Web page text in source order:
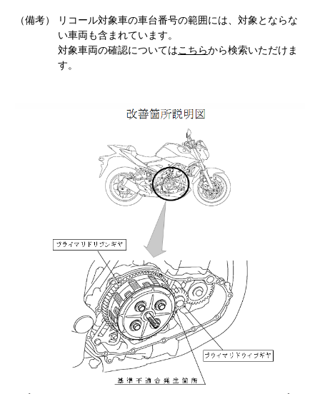
（備考）
リコール対象車の車台番号の範囲には、対象とならな
い車両も含まれています。
対象車両の確認についてはこちらから検索いただけま
す。